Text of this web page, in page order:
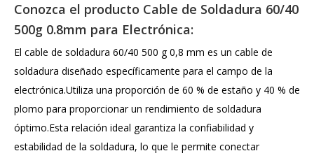
Conozca el producto Cable de Soldadura 60/40
500g 0.8mm para Electrónica:
El cable de soldadura 60/40 500 g 0,8 mm es un cable de
soldadura diseñado específicamente para el campo de la
electrónica.Utiliza una proporción de 60 % de estaño y 40 % de
plomo para proporcionar un rendimiento de soldadura
óptimo.Esta relación ideal garantiza la confiabilidad y
estabilidad de la soldadura, lo que le permite conectar